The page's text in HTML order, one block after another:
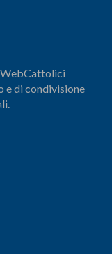
WebCattolici
e di condivisione